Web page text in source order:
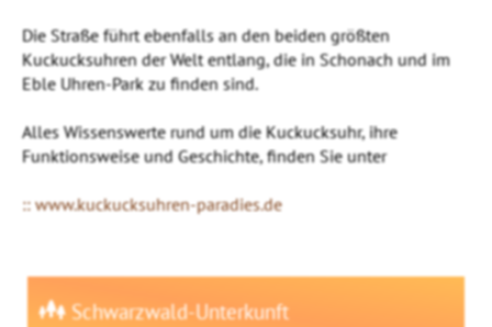
Die Straße führt ebenfalls an den beiden größten
Kuckucksuhren der Welt entlang, die in Schonach und im
Eble Uhren-Park zu finden sind.
Alles Wissenswerte rund um die Kuckucksuhr, ihre
Funktionsweise und Geschichte, finden Sie unter
:: www.kuckucksuhren-paradies.de
Schwarzwald-Unterkunft